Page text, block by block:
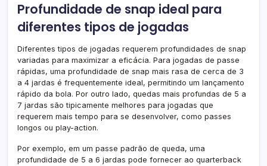
Profundidade de snap ideal para
diferentes tipos de jogadas
Diferentes tipos de jogadas requerem profundidades de snap
variadas para maximizar a eficácia. Para jogadas de passe
rápidas, uma profundidade de snap mais rasa de cerca de 3
a 4 jardas é frequentemente ideal, permitindo um lançamento
rápido da bola. Por outro lado, quedas mais profundas de 5 a
7 jardas são tipicamente melhores para jogadas que
requerem mais tempo para se desenvolver, como passes
longos ou play-action.
Por exemplo, em um passe padrão de queda, uma
profundidade de 5 a 6 jardas pode fornecer ao quarterback